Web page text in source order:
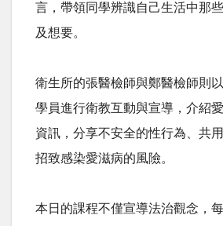
言，帶領同學辨識自己生活中那
及想要。
衛生所的張醫檢師與鄭醫檢師則
學員進行衛教互動與宣導，介紹
資訊，分享不安全的性行為、共
招致感染愛滋病的風險。
本日的課程不僅宣導法治觀念，